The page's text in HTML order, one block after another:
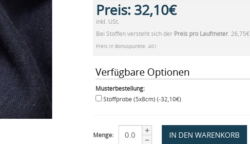
Preis: 32,10€
inkl. USt.
Bei Stoffen versteht sich der Preis pro Laufmeter. 26,75€
Preis in Bonuspunkte: 401
Verfügbare Optionen
Musterbestellung:
Stoffprobe (5x8cm) (-32,10€)
Menge: